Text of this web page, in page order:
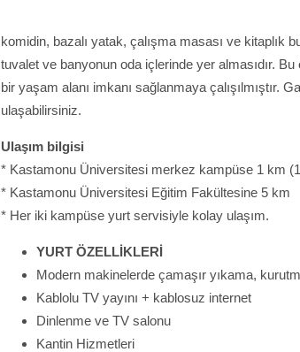
komidin, bazalı yatak, çalışma masası ve kitaplık
tuvalet ve banyonun oda içlerinde yer almasıdır.
bir yaşam alanı imkanı sağlanmaya çalışılmıştır.
ulaşabilirsiniz.
Ulaşım bilgisi
* Kastamonu Üniversitesi merkez kampüse 1 km
* Kastamonu Üniversitesi Eğitim Fakültesine 5 km
* Her iki kampüse yurt servisiyle kolay ulaşım.
YURT ÖZELLİKLERİ
Modern makinelerde çamaşır yıkama,
Kablolu TV yayını + kablosuz internet
Dinlenme ve TV salonu
Kantin Hizmetleri